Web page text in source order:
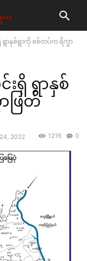
ာနှစ်ရွာကို စစ်တပ်က ရိက္ခာ
ရှိ ရွာနှစ်
ဖြတ်
2022 0
1216